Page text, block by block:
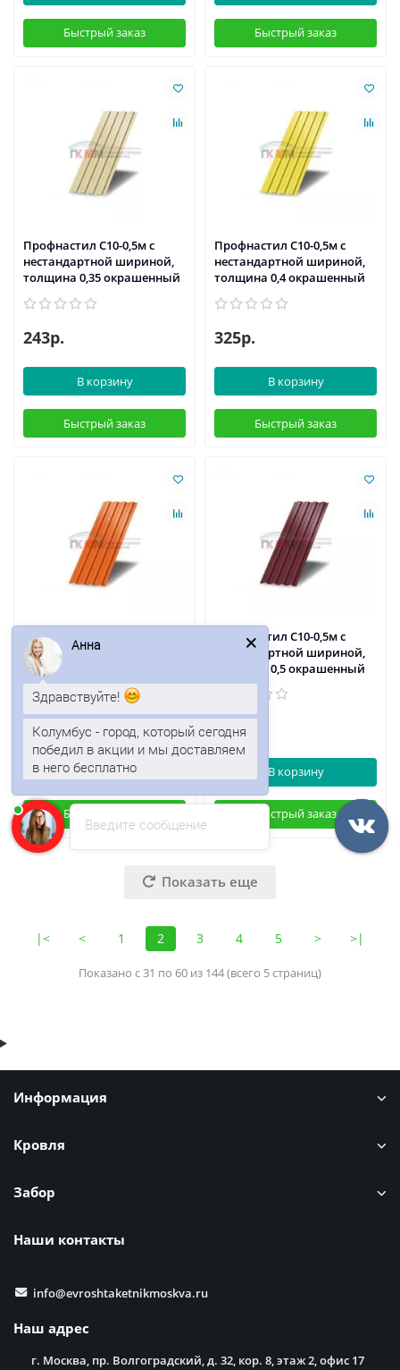
Быстрый заказ Быстрый заказ
Профнастил С10-0,5м с
нестандартной шириной,
толщина 0,35 окрашенный
243р.
В корзину
Быстрый заказ
Профнастил С10-0,5м с
нестандартной шириной,
толщина 0,4 окрашенный
325р.
В корзину
Быстрый заказ
Профнастил С10-0,5м с
нестандартной шириной,
толщина 0,45 окрашенный
350р.
В корзину
Быстрый заказ
Профнастил С10-0,5м с
нестандартной шириной,
толщина 0,5 окрашенный
422р.
В корзину
Быстрый заказ
Показать еще
|< < 1 2 3 4 5 > >|
Показано с 31 по 60 из 144 (всего 5 страниц)
Информация
Кровля
Забор
Наши контакты
info@evroshtaketnikmoskva.ru
Наш адрес
г. Москва, пр. Волгоградский, д. 32, кор. 8, этаж 2, офис 17
Введите сообщение
Анна
Здравствуйте!
Колумбус - город, который сегодня
победил в акции и мы доставляем
в него бесплатно